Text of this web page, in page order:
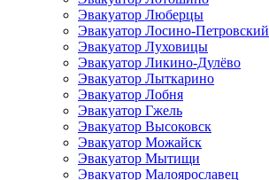
Эвакуатор Люберцы
Эвакуатор Лосино-Петровский
Эвакуатор Луховицы
Эвакуатор Ликино-Дулёво
Эвакуатор Лыткарино
Эвакуатор Лобня
Эвакуатор Гжель
Эвакуатор Высоковск
Эвакуатор Можайск
Эвакуатор Мытищи
Эвакуатор Малоярославец